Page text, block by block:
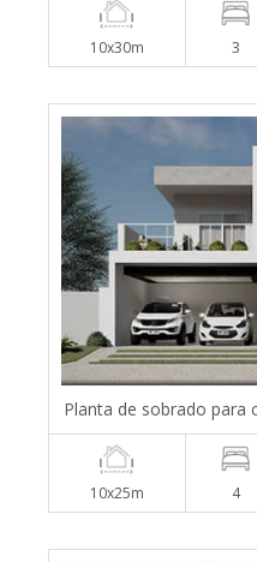
10x30m 3
Planta de sobrado para
10x25m 4